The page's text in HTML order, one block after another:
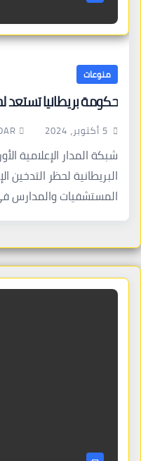
منوعات
حكومة بريطانيا تستعد
5 أكتوبر، 2024
شبكة المدار الإعلامية
البريطانية لحظر
المستشفيات والمدارس